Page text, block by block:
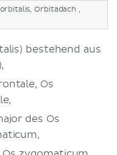
Orbitadach ,
bestehend aus
Os
des Os